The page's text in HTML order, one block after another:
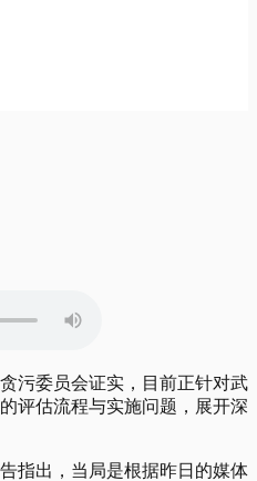
污委员会证实，目前正针对武
评估流程与实施问题，展开深
指出，当局是根据昨日的媒体